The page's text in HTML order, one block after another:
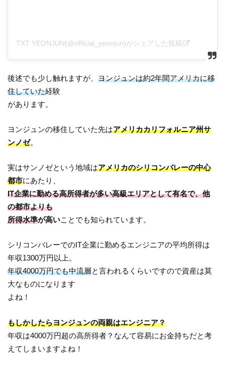
TXT YEONJUN(@official_yeonjun)がシェアした投稿
後述でも少し触れますが、ヨンジュンは約2年間アメリカに移
住していた経験
があります。
ヨンジュンの移住していた先はアメリカカリフォルニア州サ
ンノゼ。
実はサンノゼという地域はアメリカのシリコンバレーの中心
都市にあたり、
IT企業に勤める高所得者が多い高級エリアとして有名で、他
の都市よりも
所得水準が高いことでも知られています。
シリコンバレーでのIT企業に勤めるエンジニアの平均所得は
年収1300万円以上。
年収4000万円でも中流層と言われるくらいですので資産は莫
大なものになります
よね！
もしかしたらヨンジュンの両親はエンジニア？
年収は4000万円超の高所得者？なんて容易にお金持ちだと考
えてしまいますよね！